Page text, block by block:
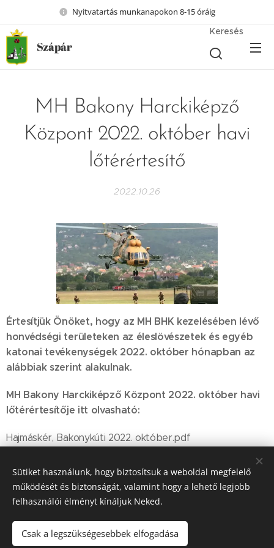
Nyitvatartás munkanapokon 8-15 óráig
Szápár
Keresés
MH Bakony Harckiképző
Központ 2022. október havi
lőtérértesítő
2022.10.26
Értesítjük Önöket, hogy az MH BHK kezelésében lévő
honvédségi területeken az éleslövészetek és egyéb
katonai tevékenységek 2022. október hónapban az
alábbiak szerint alakulnak.
MH Bakony Harckiképző Központ 2022. október havi
lőtérértesítője itt olvasható:
Hajmáskér, Bakonykúti 2022. október.pdf
Sütiket használunk, hogy biztosítsuk a weboldal megfelelő
működését és biztonságát, valamint hogy a lehető legjobb
felhasználói élményt kínáljuk Neked.
Csak a legszükségesebbek elfogadása